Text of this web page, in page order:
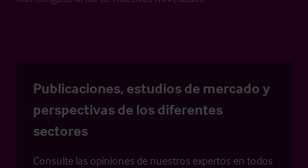
Publicaciones, estudios de mercado y
perspectivas de los diferentes
sectores
Consulte las opiniones de nuestros expertos en todos